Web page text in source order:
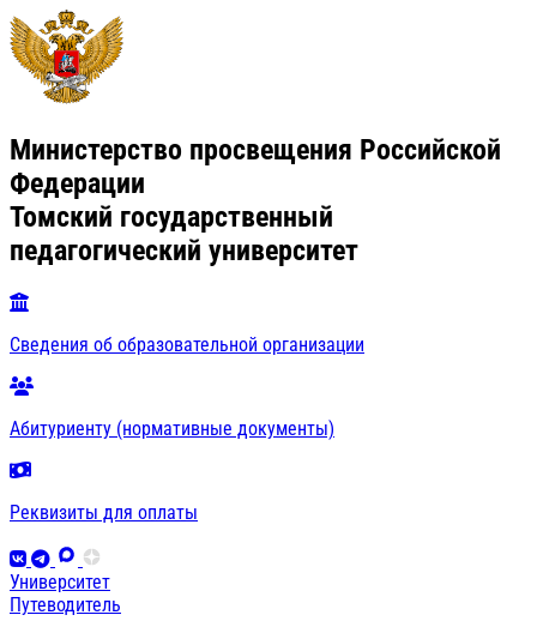
Министерство просвещения Российской
Федерации
Томский государственный
педагогический университет
Сведения об образовательной организации
Абитуриенту (нормативные документы)
Реквизиты для оплаты
Университет
Путеводитель